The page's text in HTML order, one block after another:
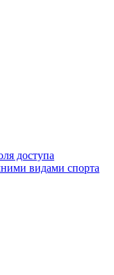
доступа
видами спорта